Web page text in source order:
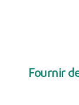
Fournir